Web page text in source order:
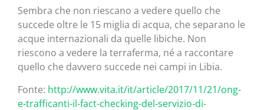
Sembra che non riescano a vedere quello che
succede oltre le 15 miglia di acqua, che separano le
acque internazionali da quelle libiche. Non
riescono a vedere la terraferma, né a raccontare
quello che davvero succede nei campi in Libia.
Fonte: http://www.vita.it/it/article/2017/11/21/ong-
e-trafficanti-il-fact-checking-del-servizio-di-